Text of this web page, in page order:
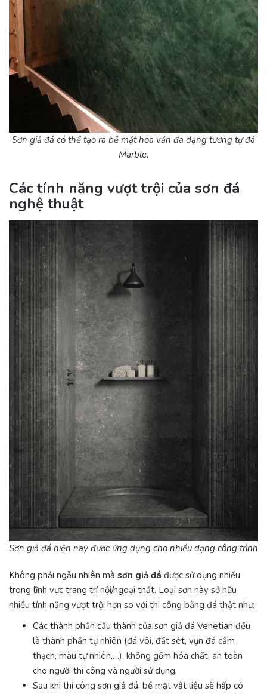
Sơn giả đá có thể tạo ra bề mặt hoa văn đa dạng tương tự đá
Marble.
Các tính năng vượt trội của sơn đá
nghệ thuật
Sơn giả đá hiện nay được ứng dụng cho nhiều dạng công trình
Không phải ngẫu nhiên mà sơn giả đá được sử dụng nhiều
trong lĩnh vực trang trí nội/ngoại thất. Loại sơn này sở hữu
nhiều tính năng vượt trội hơn so với thi công bằng đá thật như:
Các thành phần cấu thành của sơn giả đá Venetian đều
là thành phần tự nhiên (đá vôi, đất sét, vụn đá cẩm
thạch, màu tự nhiên,…), không gồm hóa chất, an toàn
cho người thi công và người sử dụng.
Sau khi thi công sơn giả đá, bề mặt vật liệu sẽ hấp có